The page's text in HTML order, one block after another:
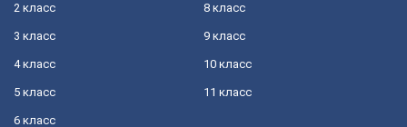
2 класс
3 класс
4 класс
5 класс
6 класс
8 класс
9 класс
10 класс
11 класс